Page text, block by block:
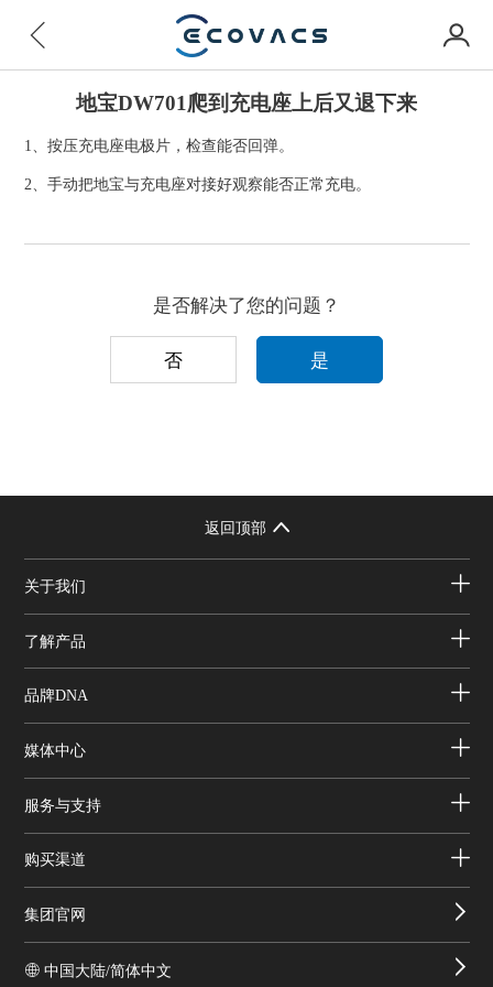
地宝DW701爬到充电座上后又退下来
1、按压充电座电极片，检查能否回弹。
2、手动把地宝与充电座对接好观察能否正常充电。
是否解决了您的问题？
否 是
返回顶部
关于我们
了解产品
品牌DNA
媒体中心
服务与支持
购买渠道
集团官网
中国大陆/简体中文